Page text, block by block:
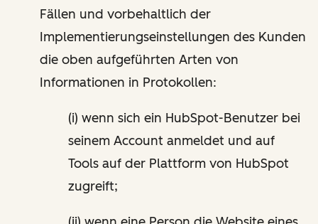
Fällen und vorbehaltlich der
Implementierungseinstellungen des Kunden
die oben aufgeführten Arten von
Informationen in Protokollen:
(i) wenn sich ein HubSpot-Benutzer bei
seinem Account anmeldet und auf
Tools auf der Plattform von HubSpot
zugreift;